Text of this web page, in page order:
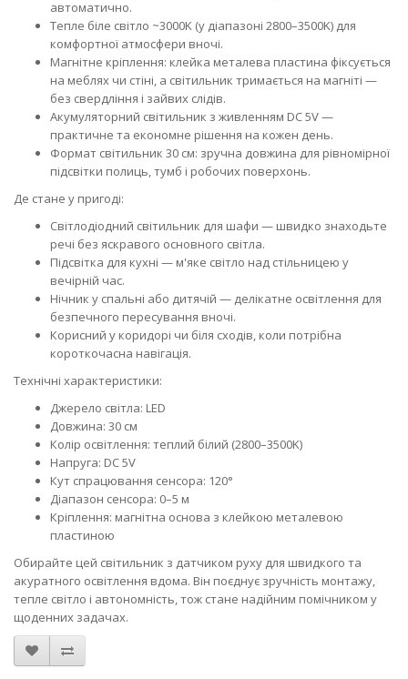
автоматично.
Тепле біле світло ~3000K (у діапазоні 2800–3500K) для
комфортної атмосфери вночі.
Магнітне кріплення: клейка металева пластина фіксується
на меблях чи стіні, а світильник тримається на магніті —
без свердління і зайвих слідів.
Акумуляторний світильник з живленням DC 5V —
практичне та економне рішення на кожен день.
Формат світильник 30 см: зручна довжина для рівномірної
підсвітки полиць, тумб і робочих поверхонь.
Де стане у пригоді:
Світлодіодний світильник для шафи — швидко знаходьте
речі без яскравого основного світла.
Підсвітка для кухні — м'яке світло над стільницею у
вечірній час.
Нічник у спальні або дитячій — делікатне освітлення для
безпечного пересування вночі.
Корисний у коридорі чи біля сходів, коли потрібна
короткочасна навігація.
Технічні характеристики:
Джерело світла: LED
Довжина: 30 см
Колір освітлення: теплий білий (2800–3500K)
Напруга: DC 5V
Кут спрацювання сенсора: 120°
Діапазон сенсора: 0–5 м
Кріплення: магнітна основа з клейкою металевою
пластиною
Обирайте цей світильник з датчиком руху для швидкого та
акуратного освітлення вдома. Він поєднує зручність монтажу,
тепле світло і автономність, тож стане надійним помічником у
щоденних задачах.